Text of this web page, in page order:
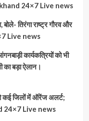
24×7 Live news
बोले- तिरंगा राष्ट्र गौरव और
Live news
कार्यकत्रियों को भी
का बड़ा ऐलान।
कई जिलों में ऑरेंज अलर्ट;
24×7 Live news